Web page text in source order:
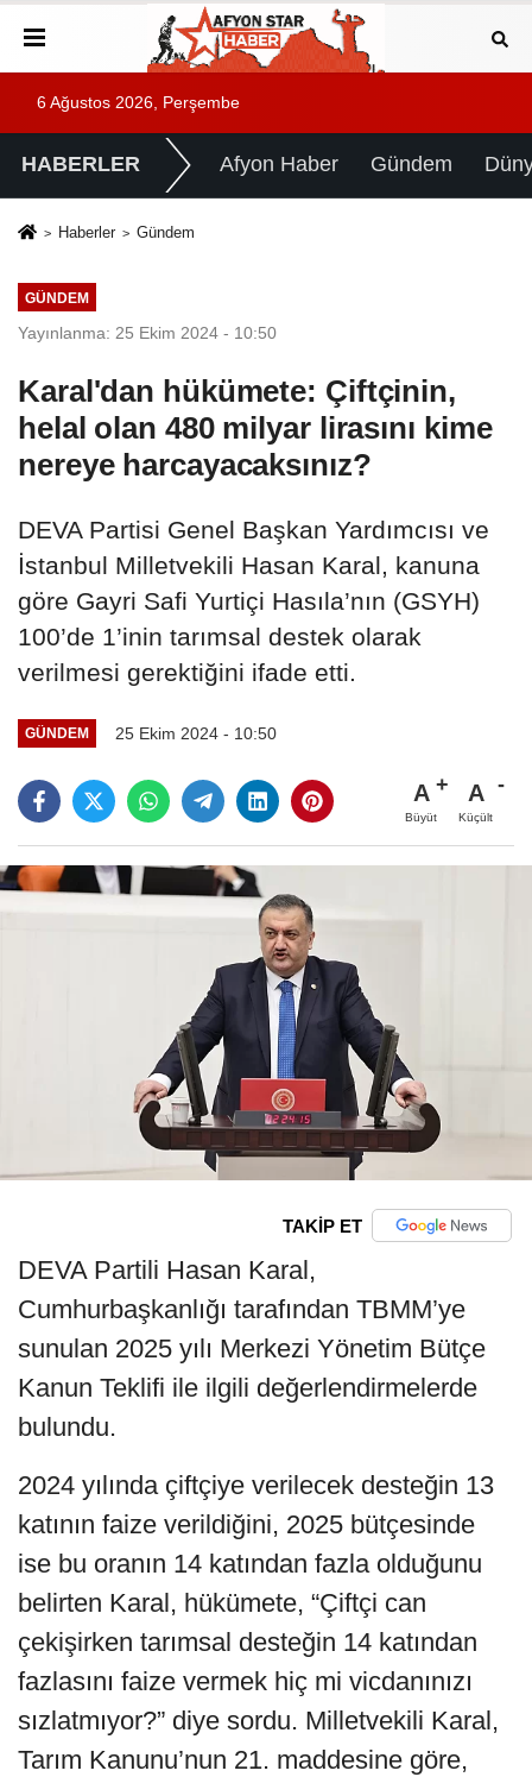
6 Ağustos 2026, Perşembe
HABERLER Afyon Haber Gündem
Haberler Gündem
GÜNDEM
Yayınlanma: 25 Ekim 2024 - 10:50
Karal'dan hükümete: Çiftçinin,
helal olan 480 milyar lirasını kime
nereye harcayacaksınız?
DEVA Partisi Genel Başkan Yardımcısı ve
İstanbul Milletvekili Hasan Karal, kanuna
göre Gayri Safi Yurtiçi Hasıla’nın (GSYH)
100’de 1’inin tarımsal destek olarak
verilmesi gerektiğini ifade etti.
GÜNDEM 25 Ekim 2024 - 10:50
A
Büyüt
A
Küçült
TAKİP ET
DEVA Partili Hasan Karal,
Cumhurbaşkanlığı tarafından TBMM’ye
sunulan 2025 yılı Merkezi Yönetim Bütçe
Kanun Teklifi ile ilgili değerlendirmelerde
bulundu.
2024 yılında çiftçiye verilecek desteğin 13
katının faize verildiğini, 2025 bütçesinde
ise bu oranın 14 katından fazla olduğunu
belirten Karal, hükümete, “Çiftçi can
çekişirken tarımsal desteğin 14 katından
fazlasını faize vermek hiç mi vicdanınızı
sızlatmıyor?” diye sordu. Milletvekili Karal,
Tarım Kanunu’nun 21. maddesine göre,